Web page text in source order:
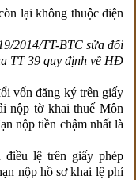
lại không thuộc diện
2014/TT-BTC sửa đổi
TT 39 quy định về HĐ
vốn đăng ký trên giấy
nộp tờ khai thuế Môn
nộp tiền chậm nhất là
lệ trên giấy phép
nộp hồ sơ khai lệ phí